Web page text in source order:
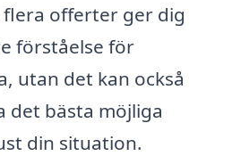
flera offerter ger dig
förståelse för
utan det kan också
det bästa möjliga
din situation.